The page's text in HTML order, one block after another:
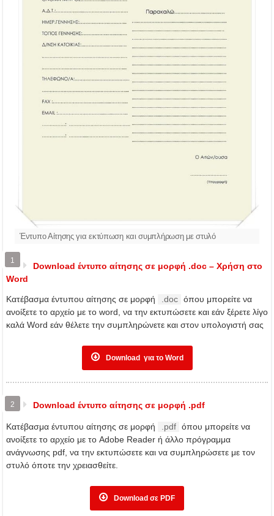
Έντυπο Αίτησης για εκτύπωση και συμπλήρωση με στυλό
1
Download έντυπο αίτησης σε μορφή .doc – Χρήση στο
Word
Κατέβασμα έντυπου αίτησης σε μορφή .doc όπου μπορείτε να
ανοίξετε το αρχείο με το word, να την εκτυπώσετε και εάν ξέρετε λίγο
καλά Word εάν θέλετε την συμπληρώνετε και στον υπολογιστή σας
Download για το Word
2 Download έντυπο αίτησης σε μορφή .pdf
Κατέβασμα έντυπου αίτησης σε μορφή .pdf όπου μπορείτε να
ανοίξετε το αρχείο με το Adobe Reader ή άλλο πρόγραμμα
ανάγνωσης pdf, να την εκτυπώσετε και να συμπληρώσετε με τον
στυλό όποτε την χρειασθείτε.
Download σε PDF